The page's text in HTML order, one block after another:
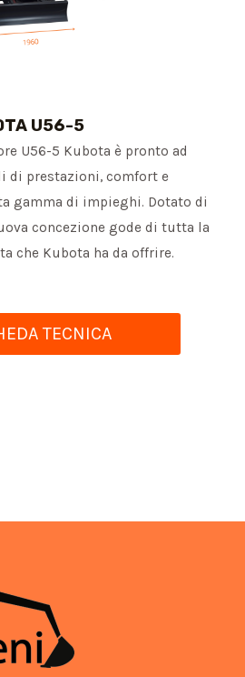
U56-5
U56-5 Kubota è pronto ad
prestazioni, comfort e
gamma di impieghi. Dotato di
concezione gode di tutta la
che Kubota ha da offrire.
TECNICA